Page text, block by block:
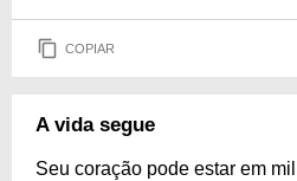
COPIAR
A vida segue
Seu coração pode estar em